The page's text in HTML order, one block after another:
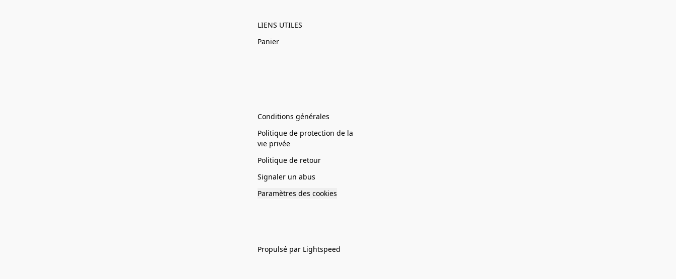
LIENS UTILES
Panier
Conditions générales
Politique de protection de la
vie privée
Politique de retour
Signaler un abus
Paramètres des cookies
Propulsé par Lightspeed